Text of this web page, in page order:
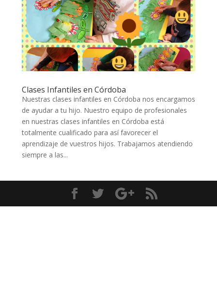
Clases Infantiles en Córdoba
Nuestras clases infantiles en Córdoba nos encargamos
de ayudar a tu hijo. Nuestro equipo de profesionales
en nuestras clases infantiles en Córdoba está
totalmente cualificado para así favorecer el
aprendizaje de vuestros hijos. Trabajamos atendiendo
siempre a las...